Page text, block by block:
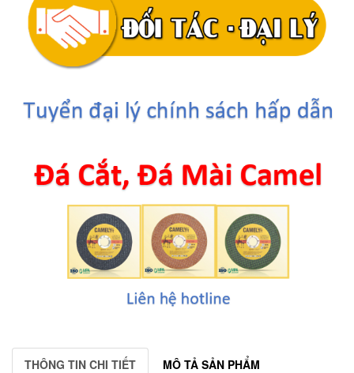
THÔNG TIN CHI TIẾT MÔ TẢ SẢN PHẨM